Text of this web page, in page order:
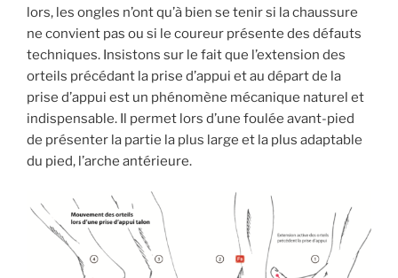
lors, les ongles n’ont qu’à bien se tenir si la chaussure
ne convient pas ou si le coureur présente des défauts
techniques. Insistons sur le fait que l’extension des
orteils précédant la prise d’appui et au départ de la
prise d’appui est un phénomène mécanique naturel et
indispensable. Il permet lors d’une foulée avant-pied
de présenter la partie la plus large et la plus adaptable
du pied, l’arche antérieure.